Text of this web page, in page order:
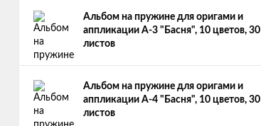
Альбом на пружине для оригами и
аппликации А-3 "Басня", 10 цветов, 30
листов
Альбом на пружине для оригами и
аппликации А-4 "Басня", 10 цветов, 30
листов